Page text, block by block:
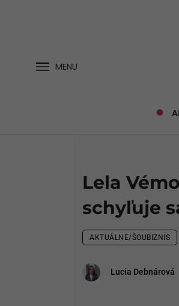
MENU
Lela
schyľuje
AKTUÁLNE/ŠOUBIZNIS
Lucia Debnárová